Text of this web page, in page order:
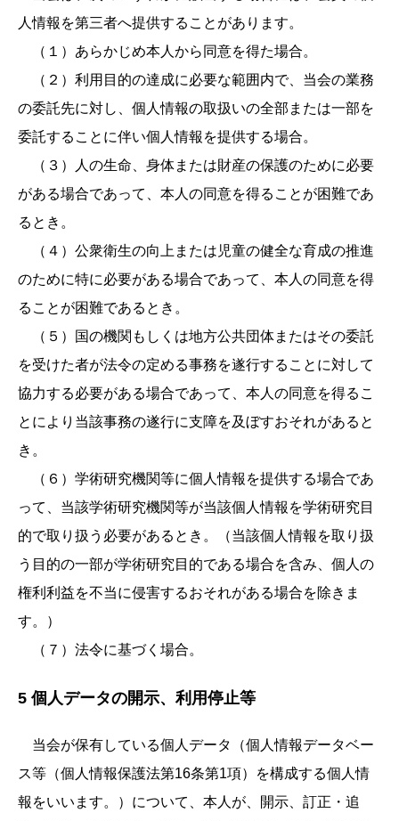
人情報を第三者へ提供することがあります。
（１）あらかじめ本人から同意を得た場合。
（２）利用目的の達成に必要な範囲内で、当会の業務
の委託先に対し、個人情報の取扱いの全部または一部を
委託することに伴い個人情報を提供する場合。
（３）人の生命、身体または財産の保護のために必要
がある場合であって、本人の同意を得ることが困難であ
るとき。
（４）公衆衛生の向上または児童の健全な育成の推進
のために特に必要がある場合であって、本人の同意を得
ることが困難であるとき。
（５）国の機関もしくは地方公共団体またはその委託
を受けた者が法令の定める事務を遂行することに対して
協力する必要がある場合であって、本人の同意を得るこ
とにより当該事務の遂行に支障を及ぼすおそれがあると
き。
（６）学術研究機関等に個人情報を提供する場合であ
って、当該学術研究機関等が当該個人情報を学術研究目
的で取り扱う必要があるとき。（当該個人情報を取り扱
う目的の一部が学術研究目的である場合を含み、個人の
権利利益を不当に侵害するおそれがある場合を除きま
す。）
（７）法令に基づく場合。
5 個人データの開示、利用停止等
当会が保有している個人データ（個人情報データベー
ス等（個人情報保護法第16条第1項）を構成する個人情
報をいいます。）について、本人が、開示、訂正・追